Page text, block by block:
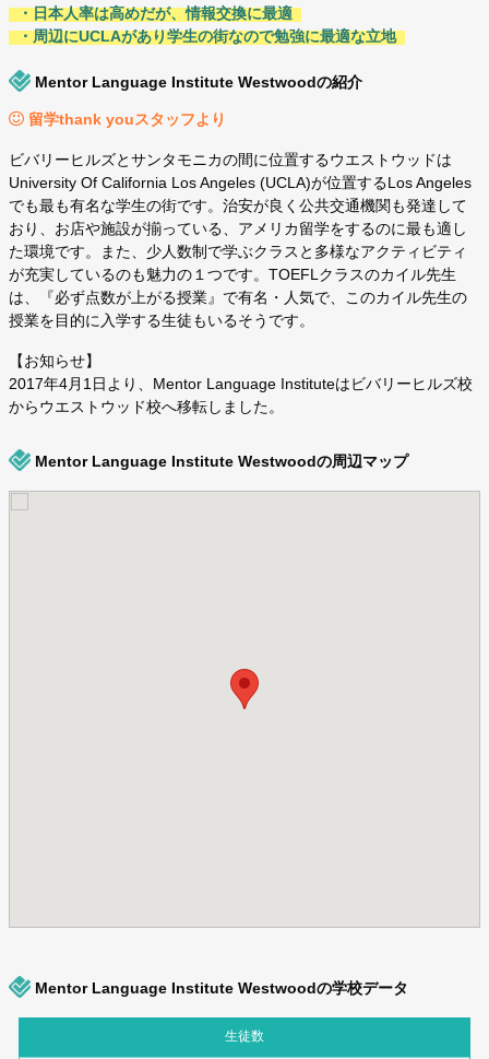
・日本人率は高めだが、情報交換に最適
・周辺にUCLAがあり学生の街なので勉強に最適な立地
Mentor Language Institute Westwoodの紹介
留学thank youスタッフより
ビバリーヒルズとサンタモニカの間に位置するウエストウッドは
University Of California Los Angeles (UCLA)が位置するLos Angeles
でも最も有名な学生の街です。治安が良く公共交通機関も発達して
おり、お店や施設が揃っている、アメリカ留学をするのに最も適し
た環境です。また、少人数制で学ぶクラスと多様なアクティビティ
が充実しているのも魅力の１つです。TOEFLクラスのカイル先生
は、『必ず点数が上がる授業』で有名・人気で、このカイル先生の
授業を目的に入学する生徒もいるそうです。
【お知らせ】
2017年4月1日より、Mentor Language Instituteはビバリーヒルズ校
からウエストウッド校へ移転しました。
Mentor Language Institute Westwoodの周辺マップ
Mentor Language Institute Westwoodの学校データ
生徒数